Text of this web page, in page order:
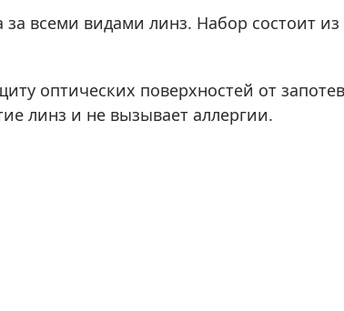
литература
питания, карты памяти
среды
Видеоэндоскопы
Курвиметры
всеми видами линз. Набор состоит из
оптических поверхностей от
линз и не вызывает аллергии.